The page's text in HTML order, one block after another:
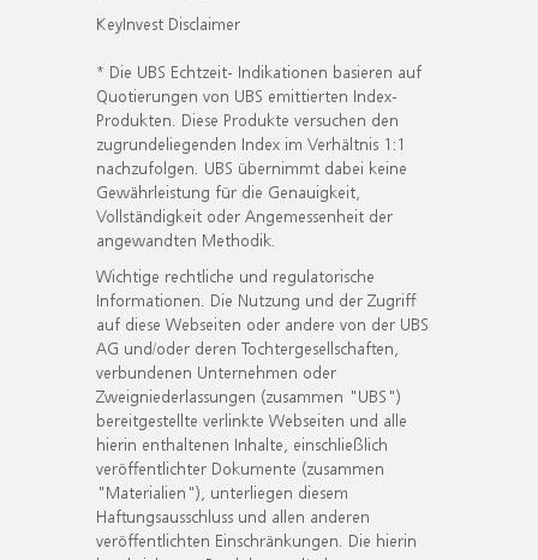
KeyInvest Disclaimer
* Die UBS Echtzeit- Indikationen basieren auf
Quotierungen von UBS emittierten Index-
Produkten. Diese Produkte versuchen den
zugrundeliegenden Index im Verhältnis 1:1
nachzufolgen. UBS übernimmt dabei keine
Gewährleistung für die Genauigkeit,
Vollständigkeit oder Angemessenheit der
angewandten Methodik.
Wichtige rechtliche und regulatorische
Informationen. Die Nutzung und der Zugriff
auf diese Webseiten oder andere von der UBS
AG und/oder deren Tochtergesellschaften,
verbundenen Unternehmen oder
Zweigniederlassungen (zusammen "UBS")
bereitgestellte verlinkte Webseiten und alle
hierin enthaltenen Inhalte, einschließlich
veröffentlichter Dokumente (zusammen
"Materialien"), unterliegen diesem
Haftungsausschluss und allen anderen
veröffentlichten Einschränkungen. Die hierin